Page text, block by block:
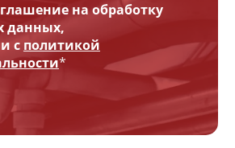
на обработку
данных,
с политикой
*